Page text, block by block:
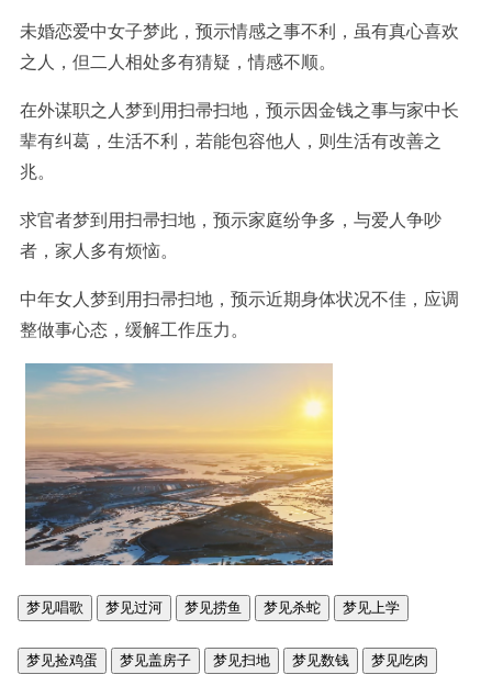
未婚恋爱中女子梦此，预示情感之事不利，虽有真心喜欢
之人，但二人相处多有猜疑，情感不顺。
在外谋职之人梦到用扫帚扫地，预示因金钱之事与家中长
辈有纠葛，生活不利，若能包容他人，则生活有改善之
兆。
求官者梦到用扫帚扫地，预示家庭纷争多，与爱人争吵
者，家人多有烦恼。
中年女人梦到用扫帚扫地，预示近期身体状况不佳，应调
整做事心态，缓解工作压力。
梦见唱歌 梦见过河 梦见捞鱼 梦见杀蛇 梦见上学
梦见捡鸡蛋 梦见盖房子 梦见扫地 梦见数钱 梦见吃肉